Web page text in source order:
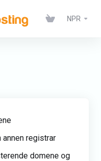
NPR
registrar
domene og